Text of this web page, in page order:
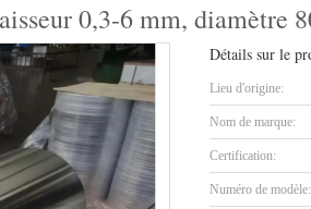
0,3-6 mm, diamètre
Détails sur le
Lieu d'origine:
Nom de marque:
Certification:
Numéro de modèle: